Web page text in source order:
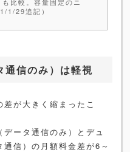
比較。容量固定のニ
1/29追記）
通信のみ）は軽視
が大きく縮まったこ
ータ通信のみ）とデュ
信）の月額料金差が6～